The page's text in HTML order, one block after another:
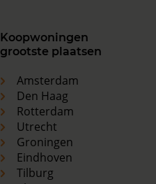
Koopwoningen
grootste plaatsen
Amsterdam
Den Haag
Rotterdam
Utrecht
Groningen
Eindhoven
Tilburg